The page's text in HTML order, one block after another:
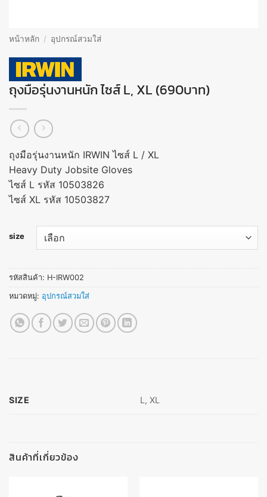
หน้าหลัก / อุปกรณ์สวมใส่
ถุงมือรุ่นงานหนัก ไซส์ L, XL (690บาท)
ถุงมือรุ่นงานหนัก IRWIN ไซส์ L / XL
Heavy Duty Jobsite Gloves
ไซส์ L รหัส 10503826
ไซส์ XL รหัส 10503827
size
รหัสสินค้า: H-IRW002
หมวดหมู่: อุปกรณ์สวมใส่
SIZE L, XL
สินค้าที่เกี่ยวข้อง